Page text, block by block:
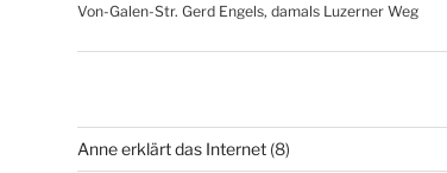
Von-Galen-Str. Gerd Engels, damals Luzerner Weg
Anne erklärt das Internet(8)